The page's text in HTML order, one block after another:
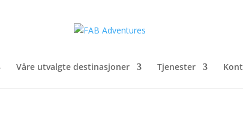
Våre utvalgte destinasjoner Tjenester